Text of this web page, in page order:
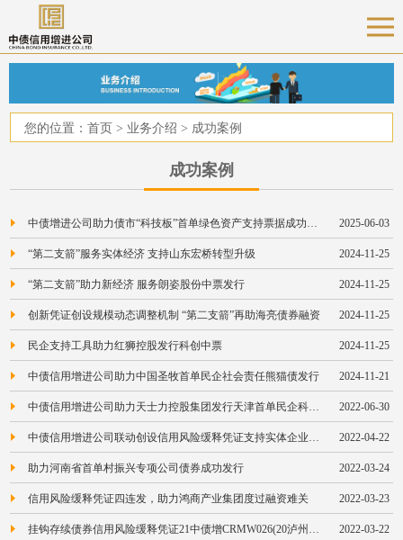
您的位置：首页 > 业务介绍 > 成功案例
成功案例
2025-06-03
中债增进公司助力债市“科技板”首单绿色资产支持票据成功发行
2024-11-25
“第二支箭”服务实体经济 支持山东宏桥转型升级
2024-11-25
“第二支箭”助力新经济 服务朗姿股份中票发行
2024-11-25
创新凭证创设规模动态调整机制 “第二支箭”再助海亮债券融资
2024-11-25
民企支持工具助力红狮控股发行科创中票
2024-11-21
中债信用增进公司助力中国圣牧首单民企社会责任熊猫债发行
2022-06-30
中债信用增进公司助力天士力控股集团发行天津首单民企科创票据
2022-04-22
中债信用增进公司联动创设信用风险缓释凭证支持实体企业债券发行
2022-03-24
助力河南省首单村振兴专项公司债券成功发行
2022-03-23
信用风险缓释凭证四连发，助力鸿商产业集团度过融资难关
2022-03-22
挂钩存续债券信用风险缓释凭证21中债增CRMW026(20泸州工投MTN001)成功创设